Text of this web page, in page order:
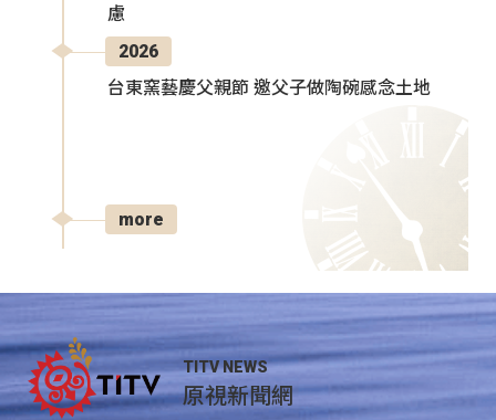
慮
2026
台東窯藝慶父親節 邀父子做陶碗感念土地
more
TITV NEWS
原視新聞網